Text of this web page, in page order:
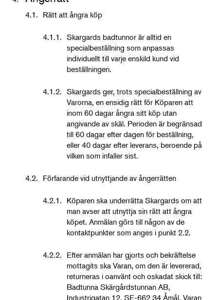
4.1. Rätt att ångra köp
4.1.1. Skargards badtunnor är alltid en
specialbeställning som anpassas
individuellt till varje enskild kund vid
beställningen.
4.1.2. Skargards ger, trots specialbeställning av
Varorna, en ensidig rätt för Köparen att
inom 60 dagar ångra sitt köp utan
angivande av skäl. Perioden är begränsad
till 60 dagar efter dagen för beställning,
eller 40 dagar efter leverans, beroende på
vilken som infaller sist.
4.2. Förfarande vid utnyttjande av ångerrätten
4.2.1. Köparen ska underrätta Skargards om att
man avser att utnyttja sin rätt att ångra
köpet. Anmälan görs till någon av de
kontaktpunkter som anges i punkt 2.2.
4.2.2. Efter anmälan har gjorts och bekräftelse
mottagits ska Varan, om den är levererad,
returneras i oanvänt och oskadat skick till:
Badtunna Skärgårdstunnan AB,
Industrigatan 12, SE-662 34 Åmål. Varan